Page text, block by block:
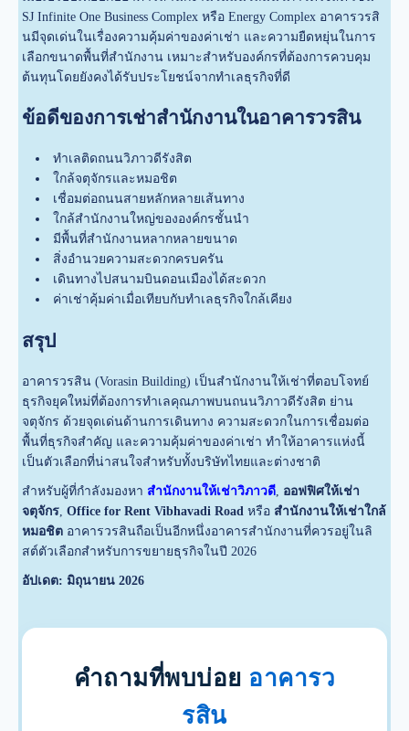
SJ Infinite One Business Complex หรือ Energy Complex อาคารวรสิ
นมีจุดเด่นในเรื่องความคุ้มค่าของค่าเช่า และความยืดหยุ่นในการ
เลือกขนาดพื้นที่สำนักงาน เหมาะสำหรับองค์กรที่ต้องการควบคุม
ต้นทุนโดยยังคงได้รับประโยชน์จากทำเลธุรกิจที่ดี
ข้อดีของการเช่าสำนักงานในอาคารวรสิน
ทำเลติดถนนวิภาวดีรังสิต
ใกล้จตุจักรและหมอชิต
เชื่อมต่อถนนสายหลักหลายเส้นทาง
ใกล้สำนักงานใหญ่ขององค์กรชั้นนำ
มีพื้นที่สำนักงานหลากหลายขนาด
สิ่งอำนวยความสะดวกครบครัน
เดินทางไปสนามบินดอนเมืองได้สะดวก
ค่าเช่าคุ้มค่าเมื่อเทียบกับทำเลธุรกิจใกล้เคียง
สรุป
อาคารวรสิน (Vorasin Building) เป็นสำนักงานให้เช่าที่ตอบโจทย์
ธุรกิจยุคใหม่ที่ต้องการทำเลคุณภาพบนถนนวิภาวดีรังสิต ย่าน
จตุจักร ด้วยจุดเด่นด้านการเดินทาง ความสะดวกในการเชื่อมต่อ
พื้นที่ธุรกิจสำคัญ และความคุ้มค่าของค่าเช่า ทำให้อาคารแห่งนี้
เป็นตัวเลือกที่น่าสนใจสำหรับทั้งบริษัทไทยและต่างชาติ
สำหรับผู้ที่กำลังมองหา สำนักงานให้เช่าวิภาวดี, ออฟฟิศให้เช่า
จตุจักร,Office for Rent Vibhavadi Road หรือ สำนักงานให้เช่าใกล้
หมอชิต อาคารวรสินถือเป็นอีกหนึ่งอาคารสำนักงานที่ควรอยู่ในลิ
สต์ตัวเลือกสำหรับการขยายธุรกิจในปี 2026
อัปเดต: มิถุนายน 2026
คำถามที่พบบ่อย อาคารว
รสิน